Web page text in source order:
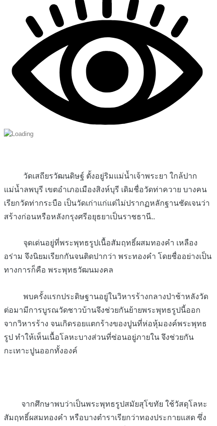
วัดเสถียรวัฒนดิษฐ์ ตั้งอยู่ริมแม่น้ำเจ้าพระยา ใกล้ปาก
แม่น้ำลพบุรี เขตอำเภอเมืองสิงห์บุรี เดิมชื่อวัดท่าควาย บางคน
เรียกวัดท่ากระบือ เป็นวัดเก่าแก่แต่ไม่ปรากฏหลักฐานชัดเจนว่า
สร้างก่อนหรือหลังกรุงศรีอยุธยาเป็นราชธานี..
จุดเด่นอยู่ที่พระพุทธรูปเนื้อสัมฤทธิ์ผสมทองคำ เหลือง
อร่าม จึงนิยมเรียกกันจนติดปากว่า พระทองคำ โดยชื่ออย่างเป็น
ทางการก็คือ พระพุทธวัฒนมงคล
พบครั้งแรกประดิษฐานอยู่ในวิหารร้างกลางป่าช้าหลังวัด
ต่อมามีการบูรณวัดชาวบ้านจึงช่วยกันย้ายพระพุทธรูปนี้ออก
จากวิหารร้าง จนเกิดรอยแตกร้างของปูนที่ห่อหุ้มองค์พระพุทธ
รูป ทำให้เห็นเนื้อโลหะบางส่วนที่ซ่อนอยู่ภายใน จึงช่วยกัน
กะเทาะปูนออกทั้งองค์
จากศึกษาพบว่าเป็นพระพุทธรูปสมัยสุโขทัย ใช้วัสดุโลหะ
สัมฤทธิ์ผสมทองคำ หรือบางตำราเรียกว่าทองประกายแสด ซึ่ง